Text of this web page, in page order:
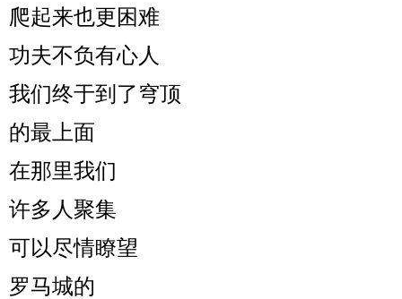
爬起来也更困难
功夫不负有心人
我们终于到了穹顶
的最上面
在那里我们
许多人聚集
可以尽情瞭望
罗马城的